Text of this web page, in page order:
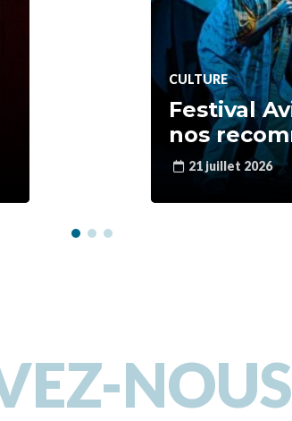
CULTURE
Festival
nos
21 juillet 2026
NOUS